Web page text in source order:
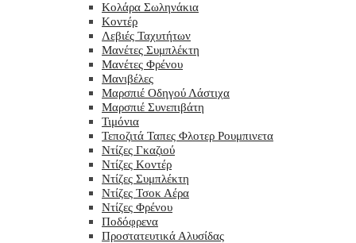
Κολάρα Σωληνάκια
Κοντέρ
Λεβιές Ταχυτήτων
Μανέτες Συμπλέκτη
Μανέτες Φρένου
Μανιβέλες
Μαρσπιέ Οδηγού Λάστιχα
Μαρσπιέ Συνεπιβάτη
Τιμόνια
Τεποζιτά Ταπες Φλοτερ Ρουμπινετα
Ντίζες Γκαζιού
Ντίζες Κοντέρ
Ντίζες Συμπλέκτη
Ντίζες Τσοκ Αέρα
Ντίζες Φρένου
Ποδόφρενα
Προστατευτικά Αλυσίδας